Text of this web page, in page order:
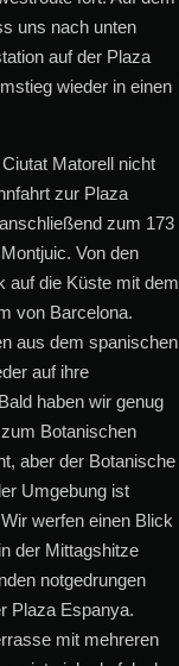
uns nach unten
auf der Plaza
wieder in einen
Matorell nicht
zur Plaza
zum 173
Von den
auf die Küste mit dem
von Barcelona.
aus dem spanischen
auf ihre
haben wir genug
Botanischen
aber der Botanische
Umgebung ist
werfen einen Blick
der Mittagshitze
notgedrungen
Plaza Espanya.
mit mehreren